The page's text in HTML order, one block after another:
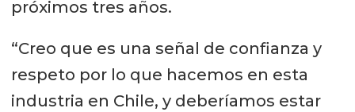
próximos tres años.
“Creo que es una señal de confianza y
respeto por lo que hacemos en esta
industria en Chile, y deberíamos estar